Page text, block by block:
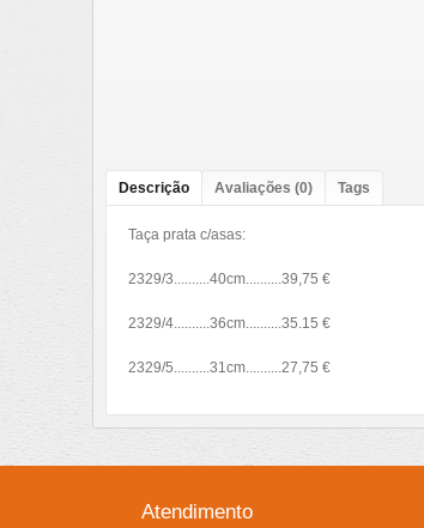
Descrição Avaliações (0) Tags
Taça prata c/asas:
2329/3..........40cm..........39,75 €
2329/4..........36cm..........35.15 €
2329/5..........31cm..........27,75 €
Atendimento